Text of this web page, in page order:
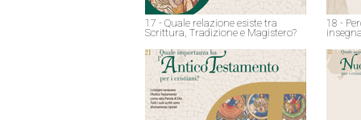
17 - Quale relazione esiste tra
Scrittura, Tradizione e Magistero?
18 -